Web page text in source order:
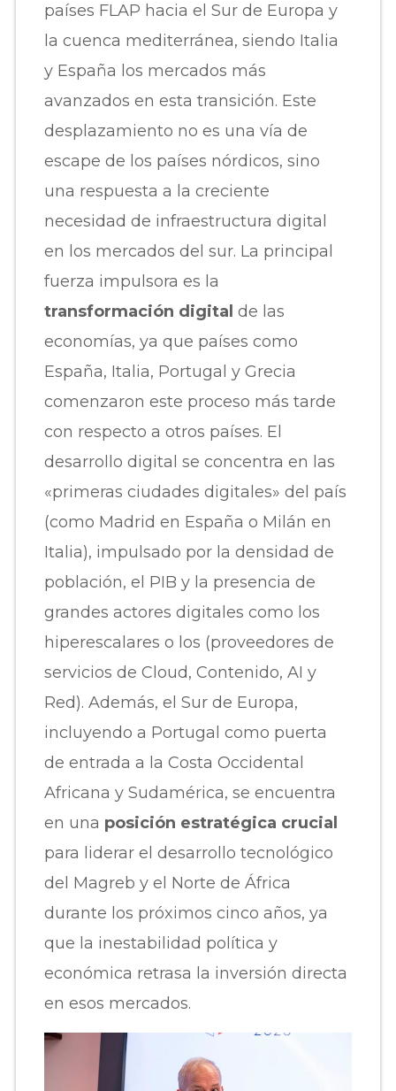
países FLAP hacia el Sur de Europa y
la cuenca mediterránea, siendo Italia
y España los mercados más
avanzados en esta transición. Este
desplazamiento no es una vía de
escape de los países nórdicos, sino
una respuesta a la creciente
necesidad de infraestructura digital
en los mercados del sur. La principal
fuerza impulsora es la
transformación digital de las
economías, ya que países como
España, Italia, Portugal y Grecia
comenzaron este proceso más tarde
con respecto a otros países. El
desarrollo digital se concentra en las
«primeras ciudades digitales» del país
(como Madrid en España o Milán en
Italia), impulsado por la densidad de
población, el PIB y la presencia de
grandes actores digitales como los
hiperescalares o los (proveedores de
servicios de Cloud, Contenido, AI y
Red). Además, el Sur de Europa,
incluyendo a Portugal como puerta
de entrada a la Costa Occidental
Africana y Sudamérica, se encuentra
en una posición estratégica crucial
para liderar el desarrollo tecnológico
del Magreb y el Norte de África
durante los próximos cinco años, ya
que la inestabilidad política y
económica retrasa la inversión directa
en esos mercados.